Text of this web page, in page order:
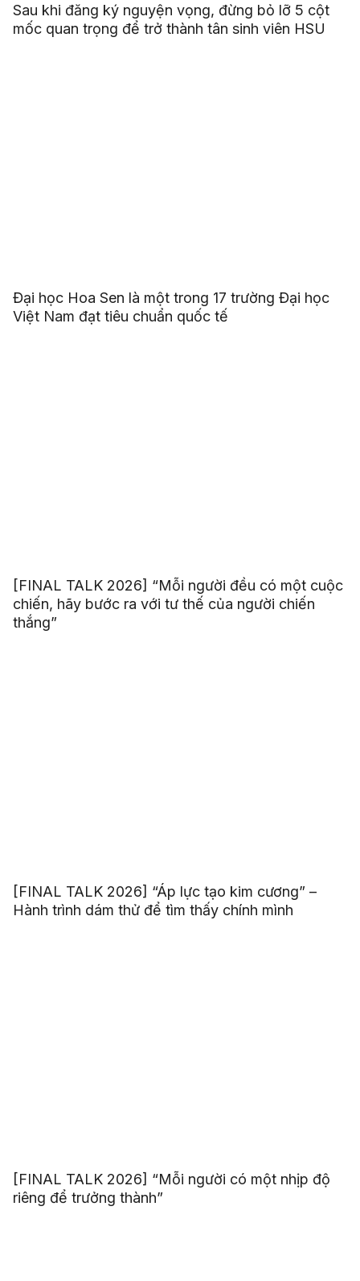
Sau khi đăng ký nguyện vọng, đừng bỏ lỡ 5 cột
mốc quan trọng để trở thành tân sinh viên HSU
Đại học Hoa Sen là một trong 17 trường Đại học
Việt Nam đạt tiêu chuẩn quốc tế
[FINAL TALK 2026] “Mỗi người đều có một cuộc
chiến, hãy bước ra với tư thế của người chiến
thắng”
[FINAL TALK 2026] “Áp lực tạo kim cương” –
Hành trình dám thử để tìm thấy chính mình
[FINAL TALK 2026] “Mỗi người có một nhịp độ
riêng để trưởng thành”